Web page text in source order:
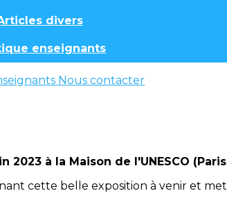
divers
enseignants
Nous contacter
2023 à la Maison de l'UNESCO
cette belle exposition à venir et